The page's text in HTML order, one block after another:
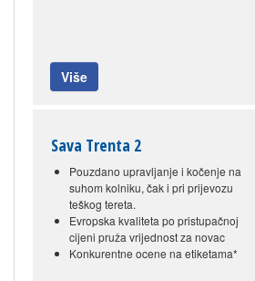
Više
Sava Trenta 2
Pouzdano upravljanje i kočenje na
suhom kolniku, čak i pri prijevozu
teškog tereta.
Evropska kvaliteta po pristupačnoj
cijeni pruža vrijednost za novac
Konkurentne ocene na etiketama*